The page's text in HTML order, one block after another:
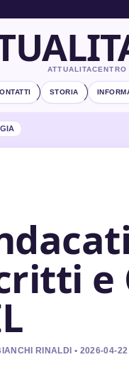
STORIA
e
RINALDI • 2026-04-